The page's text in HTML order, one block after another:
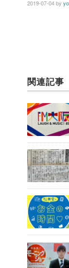
2019-07-04by
関連記事